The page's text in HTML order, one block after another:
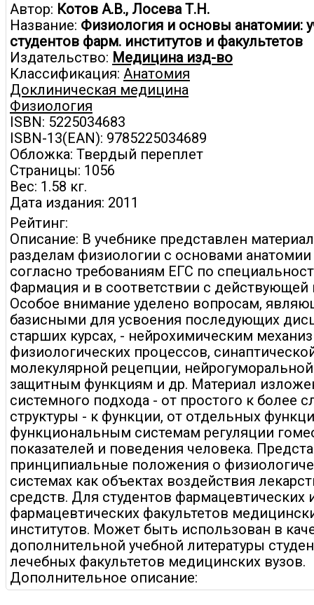
Автор: Котов А.В., Лосева Т.Н.
Название: Физиология и основы анатомии:
студентов фарм. институтов и факультетов
Издательство: Медицина изд-во
Классификация: Анатомия
Доклиническая медицина
Физиология
ISBN: 5225034683
ISBN-13(EAN): 9785225034689
Обложка: Твердый переплет
Страницы: 1056
Вес: 1.58 кг.
Дата издания: 2011
Рейтинг:
Описание: В учебнике представлен
разделам физиологии с основами анатомии
согласно требованиям ЕГС по
Фармация и в соответствии с действующей
Особое внимание уделено вопросам,
базисными для усвоения последующих
старших курсах, - нейрохимическим
физиологических процессов,
молекулярной рецепции,
защитным функциям и др. Материал
системного подхода - от простого к более
структуры - к функции, от отдельных
функциональным системам регуляции
показателей и поведения человека.
принципиальные положения о
системах как объектах воздействия
средств. Для студентов фармацевтических
фармацевтических факультетов
институтов. Может быть использован в
дополнительной учебной литературы
лечебных факультетов медицинских вузов.
Дополнительное описание: